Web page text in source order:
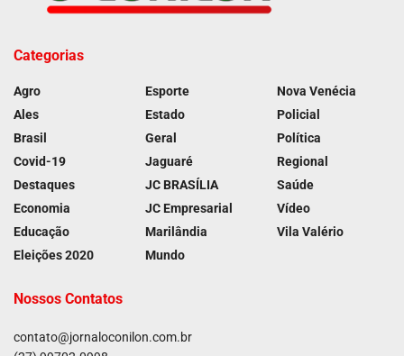
Categorias
Agro
Ales
Brasil
Covid-19
Destaques
Economia
Educação
Eleições 2020
Esporte
Estado
Geral
Jaguaré
JC BRASÍLIA
JC Empresarial
Marilândia
Mundo
Nova Venécia
Policial
Política
Regional
Saúde
Vídeo
Vila Valério
Nossos Contatos
contato@jornaloconilon.com.br